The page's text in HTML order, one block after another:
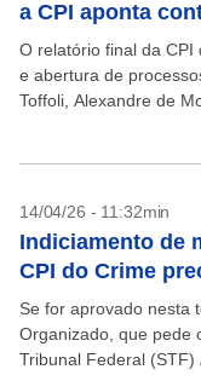
a CPI aponta
O relatório final da
e abertura de
Toffoli, Alexandre de
14/04/26 - 11:32min
Indiciamento de
CPI do Crime
Se for aprovado nesta
Organizado, que pede
Tribunal Federal (STF)